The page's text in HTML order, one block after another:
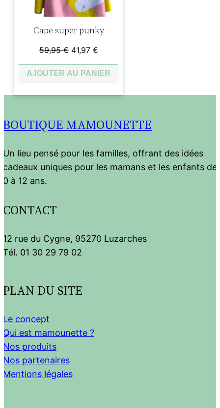
Cape super punky
59,95€ Le
prix
initial
59,95 €.
41,97 €Le
prix
actuel
41,97 €.
AJOUTER AU PANIER
BOUTIQUE MAMOUNETTE
Un lieu pensé pour les familles, offrant des idées
cadeaux uniques pour les mamans et les enfants de
0 à 12 ans.
CONTACT
12 rue du Cygne, 95270 Luzarches
Tél. 01 30 29 79 02
PLAN DU SITE
Le concept
Qui est mamounette ?
Nos produits
Nos partenaires
Mentions légales